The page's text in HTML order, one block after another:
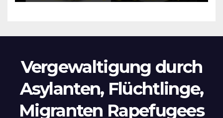
Vergewaltigung durch
Asylanten, Flüchtlinge,
Migranten Rapefugees